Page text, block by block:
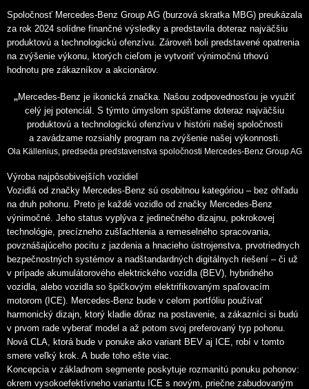
Spoločnosť Mercedes-Benz Group AG (burzová skratka MBG) preukázala
za rok 2024 solídne finančné výsledky a predstavila doteraz najväčšiu
produktovú a technologickú ofenzívu. Zároveň boli predstavené opatrenia
na zvýšenie výkonu, ktorých cieľom je vytvoriť výnimočnú trhovú
hodnotu pre zákazníkov a akcionárov.
„Mercedes-Benz je ikonická značka. Našou zodpovednosťou je využiť
celý jej potenciál. S týmto úmyslom spúšťame doteraz najväčšiu
produktovú a technologickú ofenzívu v histórii našej spoločnosti
a zavádzame rozsiahly program na zvýšenie našej výkonnosti.
Ola Källenius, predseda predstavenstva spoločnosti Mercedes-Benz Group AG
Výroba najpôsobivejších vozidiel
Vozidlá od značky Mercedes-Benz sú osobitnou kategóriou – bez ohľadu
na druh pohonu. Preto je každé vozidlo od značky Mercedes-Benz
výnimočné. Jeho status vyplýva z jedinečného dizajnu, pokrokovej
technológie, precízneho zušľachtenia a remeselného spracovania,
povznášajúceho pocitu z jazdenia a hnacieho ústrojenstva, prvotriednych
bezpečnostných systémov a nadštandardných digitálnych riešení – či už
v prípade akumulátorového elektrického vozidla (BEV), hybridného
vozidla, alebo vozidla so špičkovým elektrifikovaným spaľovacím
motorom (ICE). Mercedes-Benz bude v celom portfóliu používať
harmonický dizajn, ktorý kladie dôraz na postavenie, a zákazníci si budú
v prvom rade vyberať model a až potom svoj preferovaný typ pohonu.
Nová CLA, ktorá bude v ponuke ako variant BEV aj ICE, robí v tomto
smere veľký krok. A bude toho ešte viac.
Koncepcia v základnom segmente poskytuje rozmanitú ponuku pohonov:
okrem vysokoefektívneho variantu ICE s novým, priečne zabudovaným